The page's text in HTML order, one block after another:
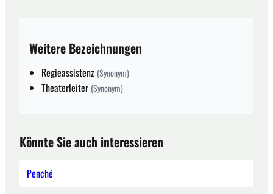
Weitere Bezeichnungen
Regieassistenz (Synonym)
Theaterleiter (Synonym)
Könnte Sie auch interessieren
Penché